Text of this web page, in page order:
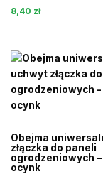
8,40 zł
Obejma
złączka do paneli
ogrodzeniowych
ocynk